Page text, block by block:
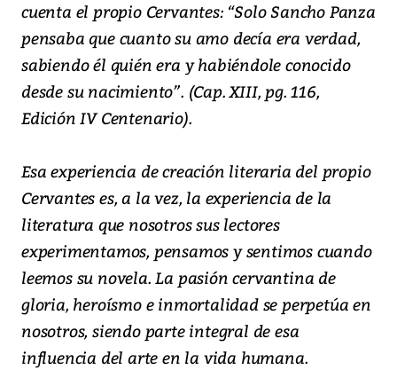
cuenta el propio Cervantes: “Solo Sancho Panza
pensaba que cuanto su amo decía era verdad,
sabiendo él quién era y habiéndole conocido
desde su nacimiento”. (Cap. XIII, pg. 116,
Edición IV Centenario).
Esa experiencia de creación literaria del propio
Cervantes es, a la vez, la experiencia de la
literatura que nosotros sus lectores
experimentamos, pensamos y sentimos cuando
leemos su novela. La pasión cervantina de
gloria, heroísmo e inmortalidad se perpetúa en
nosotros, siendo parte integral de esa
influencia del arte en la vida humana.